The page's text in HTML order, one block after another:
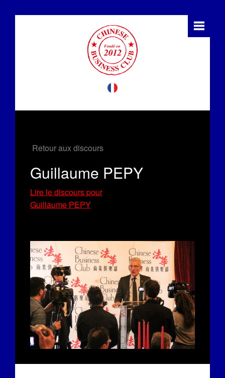
Retour aux discours
Guillaume PEPY
Lire le discours pour
Guillaume PEPY